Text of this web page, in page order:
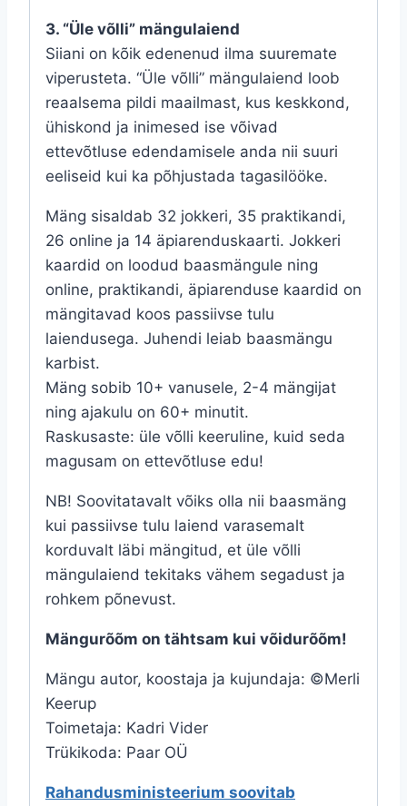
3. “Üle võlli” mängulaiend
Siiani on kõik edenenud ilma suuremate
viperusteta. “Üle võlli” mängulaiend loob
reaalsema pildi maailmast, kus keskkond,
ühiskond ja inimesed ise võivad
ettevõtluse edendamisele anda nii suuri
eeliseid kui ka põhjustada tagasilööke.
Mäng sisaldab 32 jokkeri, 35 praktikandi,
26 online ja 14 äpiarenduskaarti. Jokkeri
kaardid on loodud baasmängule ning
online, praktikandi, äpiarenduse kaardid on
mängitavad koos passiivse tulu
laiendusega. Juhendi leiab baasmängu
karbist.
Mäng sobib 10+ vanusele, 2-4 mängijat
ning ajakulu on 60+ minutit.
Raskusaste: üle võlli keeruline, kuid seda
magusam on ettevõtluse edu!
NB! Soovitatavalt võiks olla nii baasmäng
kui passiivse tulu laiend varasemalt
korduvalt läbi mängitud, et üle võlli
mängulaiend tekitaks vähem segadust ja
rohkem põnevust.
Mängurõõm on tähtsam kui võidurõõm!
Mängu autor, koostaja ja kujundaja: ©Merli
Keerup
Toimetaja: Kadri Vider
Trükikoda: Paar OÜ
Rahandusministeerium soovitab